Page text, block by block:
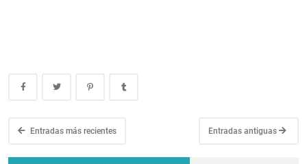
Entradas más recientes Entradas antiguas